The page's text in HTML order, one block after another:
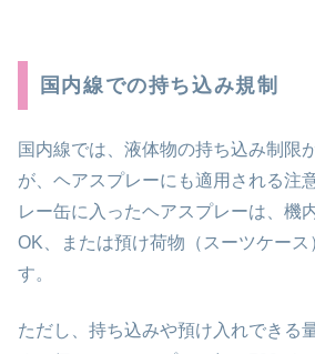
国内線での持ち込み規制
国内線では、液体物の持ち込み制限
が、ヘアスプレーにも適用される注
レー缶に入ったヘアスプレーは、機
OK、または預け荷物（スーツケー
す。
ただし、持ち込みや預け入れできる